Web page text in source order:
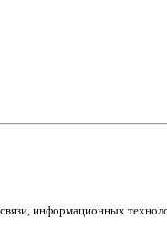
информационных